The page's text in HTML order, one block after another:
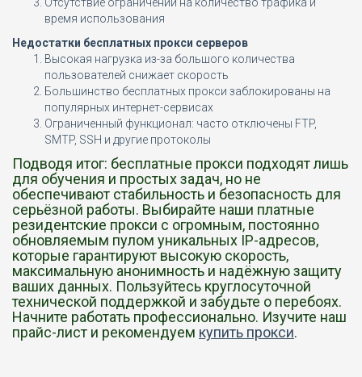
время использования
Недостатки бесплатных прокси серверов
Высокая нагрузка из-за большого количества
пользователей снижает скорость
Большинство бесплатных прокси заблокированы на
популярных интернет-сервисах
Ограниченный функционал: часто отключены FTP,
SMTP, SSH и другие протоколы
Подводя итог: бесплатные прокси подходят лишь
для обучения и простых задач, но не
обеспечивают стабильность и безопасность для
серьёзной работы. Выбирайте наши платные
резидентские прокси с огромным, постоянно
обновляемым пулом уникальных IP-адресов,
которые гарантируют высокую скорость,
максимальную анонимность и надёжную защиту
ваших данных. Пользуйтесь круглосуточной
технической поддержкой и забудьте о перебоях.
Начните работать профессионально. Изучите наш
прайс-лист и рекомендуем купить прокси.